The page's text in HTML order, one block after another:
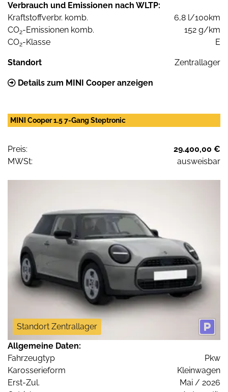
Verbrauch und Emissionen nach WLTP:
Kraftstoffverbr. komb.
6,8 l/100km
CO2-Emissionen komb.
152 g/km
CO2-Klasse E
Standort Zentrallager
Details zum MINI Cooper anzeigen
MINI Cooper 1.5 7-Gang Steptronic
Preis:
29.400,00 €
MWSt:
ausweisbar
Standort Zentrallager
Allgemeine Daten:
Fahrzeugtyp
Pkw
Karosserieform
Kleinwagen
Erst-Zul.
Mai / 2026